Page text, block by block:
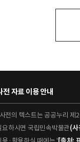
자료 이용 안내
전의 텍스트는 공공누리
하시면 국립민속박물관(